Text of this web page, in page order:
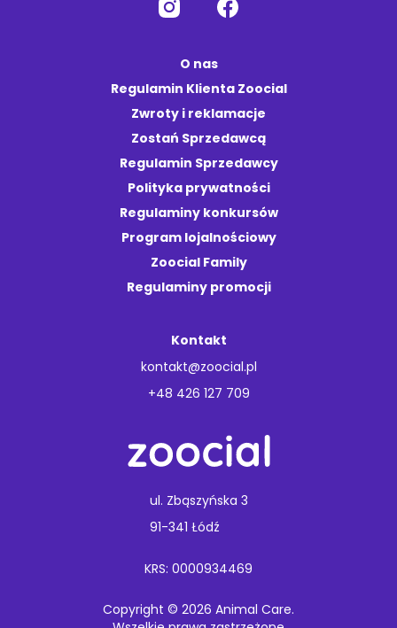
O nas
Regulamin Klienta Zoocial
Zwroty i reklamacje
Zostań Sprzedawcą
Regulamin Sprzedawcy
Polityka prywatności
Regulaminy konkursów
Program lojalnościowy
Zoocial Family
Regulaminy promocji
Kontakt
kontakt@zoocial.pl
+48 426 127 709
ul. Zbąszyńska 3
91-341 Łódź
KRS: 0000934469
Copyright © 2026 Animal Care.